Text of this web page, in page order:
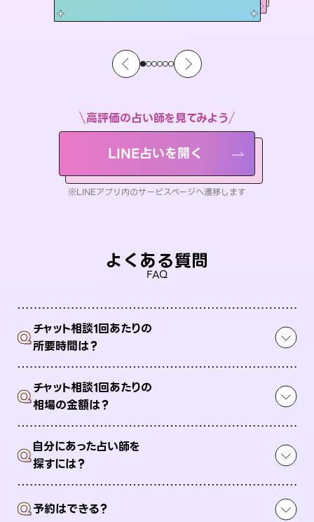
高評価の占い師を見てみよう
LINE占いを開く
※LINEアプリ内のサービスページへ遷移します
よくある質問
FAQ
Qチャット相談1回あたりの
所要時間は？
Qチャット相談1回あたりの
相場の金額は？
Q自分にあった占い師を
探すには？
Q予約はできる？